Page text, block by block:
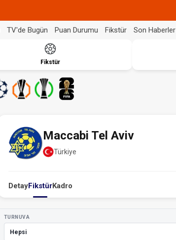
TV'de Bugün Puan Durumu Fikstür Son Haberler
Fikstür
Maccabi Tel Aviv
Türkiye
DetayFikstürKadro
TURNUVA